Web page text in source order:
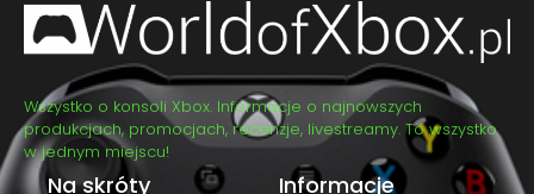
Wszystko o konsoli Xbox. Informacje o najnowszych
produkcjach, promocjach, recenzje, livestreamy. To wszystko
w jednym miejscu!
Na skróty Informacje